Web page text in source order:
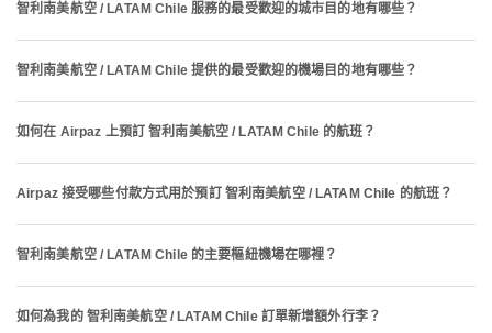
智利南美航空 / LATAM Chile 服務的最受歡迎的城市目的地有哪些？
智利南美航空 / LATAM Chile 提供的最受歡迎的機場目的地有哪些？
如何在 Airpaz 上預訂 智利南美航空 / LATAM Chile 的航班？
Airpaz 接受哪些付款方式用於預訂 智利南美航空 / LATAM Chile 的航班？
智利南美航空 / LATAM Chile 的主要樞紐機場在哪裡？
如何為我的 智利南美航空 / LATAM Chile 訂單新增額外行李？